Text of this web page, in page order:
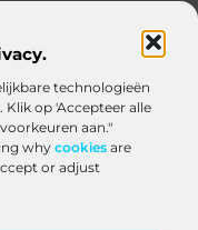
technologieën
op 'Accepteer alle
aan."
why cookies are
or adjust